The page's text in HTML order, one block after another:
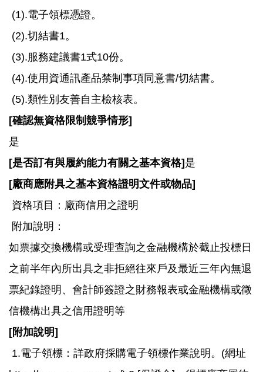
(1).電子領標憑證。
(2).切結書1。
(3).服務建議書1式10份。
(4).使用資通訊產品禁制事項同意書/切結書。
(5).類性別友善自主檢核表。
[確認無資格限制競爭情形]
是
[是否訂有與履約能力有關之基本資格] 是
[廠商應附具之基本資格證明文件或物品]
資格項目：廠商信用之證明
附加說明：
如票據交換機構或受理查詢之金融機構於截止投標日
之前半年內所出具之非拒絕往來戶及最近三年內無退
票紀錄證明、會計師簽證之財務報表或金融機構或徵
信機構出具之信用證明等
[附加說明]
1.電子領標：詳政府採購電子領標作業說明。(網址